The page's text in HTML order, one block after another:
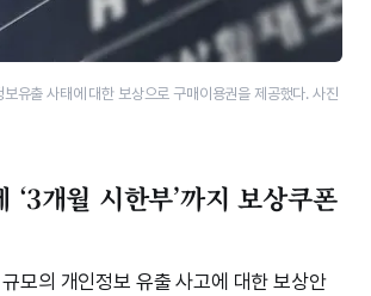
유출 사태에 대한 보상으로 구매이용권을 제공했다. 사진
‘3개월 시한부’까지 보상쿠폰
모의 개인정보 유출 사고에 대한 보상안